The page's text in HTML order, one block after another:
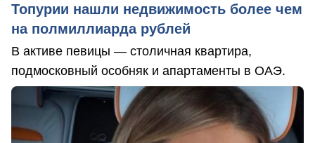
Топурии нашли недвижимость более чем
на полмиллиарда рублей
В активе певицы — столичная квартира,
подмосковный особняк и апартаменты в ОАЭ.